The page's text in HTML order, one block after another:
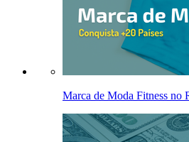
Marca de Moda Fitness no